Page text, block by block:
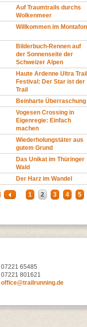
Auf Traumtrails durchs
Wolkenmeer
Willkommen im Montafon
Bilderbuch-Rennen auf
der Sonnenseite der
Schweizer Alpen
Haute Ardenne Ultra Trail
Festival: Der Star ist der
Trail
Beinharte Überraschung
Vogesen Crossing in
Eigenregie: Einfach
machen
Wiederholungstäter aus
gutem Grund
Das Unikat im Thüringer
Wald
Der Harz im Wandel
1 2 3 4 5
07221 65485
07221 801621
office@trailrunning.de